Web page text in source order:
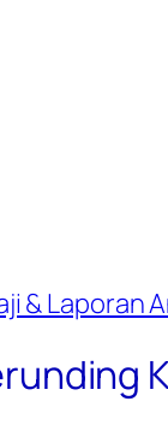
& Laporan